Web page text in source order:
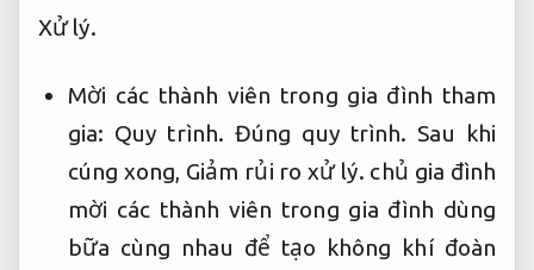
Xử lý.
Mời các thành viên trong gia đình tham
gia: Quy trình. Đúng quy trình. Sau khi
cúng xong, Giảm rủi ro xử lý. chủ gia đình
mời các thành viên trong gia đình dùng
bữa cùng nhau để tạo không khí đoàn